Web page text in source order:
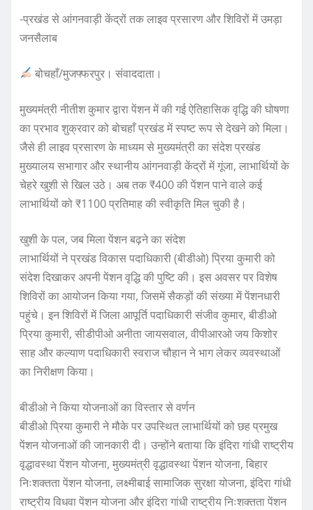
-प्रखंड से आंगनवाड़ी केंद्रों तक लाइव प्रसारण और शिविरों में उमड़ा
जनसैलाब
बोचहाँ/मुजफ्फरपुर। संवाददाता।
मुख्यमंत्री नीतीश कुमार द्वारा पेंशन में की गई ऐतिहासिक वृद्धि की घोषणा
का प्रभाव शुक्रवार को बोचहाँ प्रखंड में स्पष्ट रूप से देखने को मिला।
जैसे ही लाइव प्रसारण के माध्यम से मुख्यमंत्री का संदेश प्रखंड
मुख्यालय सभागार और स्थानीय आंगनवाड़ी केंद्रों में गूंजा, लाभार्थियों के
चेहरे खुशी से खिल उठे। अब तक ₹400 की पेंशन पाने वाले कई
लाभार्थियों को ₹1100 प्रतिमाह की स्वीकृति मिल चुकी है।
खुशी के पल, जब मिला पेंशन बढ़ने का संदेश
लाभार्थियों ने प्रखंड विकास पदाधिकारी (बीडीओ) प्रिया कुमारी को
संदेश दिखाकर अपनी पेंशन वृद्धि की पुष्टि की। इस अवसर पर विशेष
शिविरों का आयोजन किया गया, जिसमें सैकड़ों की संख्या में पेंशनधारी
पहुंचे। इन शिविरों में जिला आपूर्ति पदाधिकारी संजीव कुमार, बीडीओ
प्रिया कुमारी, सीडीपीओ अनीता जायसवाल, वीपीआरओ जय किशोर
साह और कल्याण पदाधिकारी स्वराज चौहान ने भाग लेकर व्यवस्थाओं
का निरीक्षण किया।
बीडीओ ने किया योजनाओं का विस्तार से वर्णन
बीडीओ प्रिया कुमारी ने मौके पर उपस्थित लाभार्थियों को छह प्रमुख
पेंशन योजनाओं की जानकारी दी। उन्होंने बताया कि इंदिरा गांधी राष्ट्रीय
वृद्धावस्था पेंशन योजना, मुख्यमंत्री वृद्धावस्था पेंशन योजना, बिहार
निःशक्तता पेंशन योजना, लक्ष्मीबाई सामाजिक सुरक्षा योजना, इंदिरा गांधी
राष्ट्रीय विधवा पेंशन योजना और इंदिरा गांधी राष्ट्रीय निःशक्तता पेंशन